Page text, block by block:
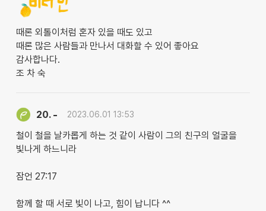
때론 외톨이처럼 혼자 있을 때도 있고
때론 많은 사람들과 만나서 대화할 수 있어 좋아요
감사합나다.
조 차 숙
20. - 2023.06.01 13:53
철이 철을 날카롭게 하는 것 같이 사람이 그의 친구의 얼굴을
빛나게 하느니라
잠언 27:17
함께 할 때 서로 빛이 나고, 힘이 납니다 ^^